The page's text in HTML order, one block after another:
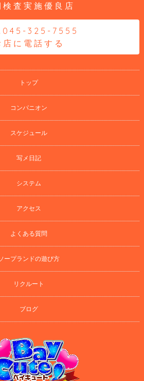
検査実施優良店
325-7555
店に電話する
トップ
コンパニオン
スケジュール
写メ日記
システム
アクセス
よくある質問
ープランドの遊び方
リクルート
ブログ